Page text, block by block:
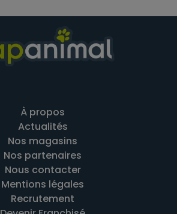
À propos
Actualités
Nos magasins
Nos partenaires
Nous contacter
Mentions légales
Recrutement